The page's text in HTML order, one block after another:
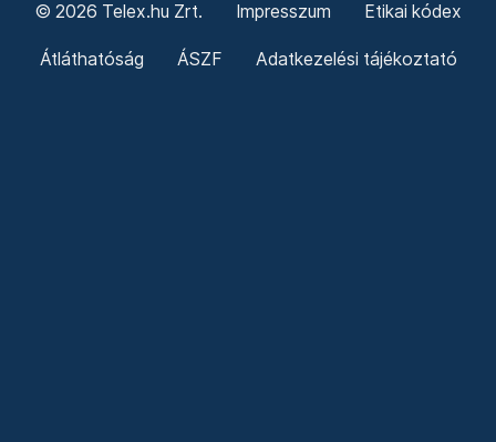
© 2026 Telex.hu Zrt. Impresszum Etikai kódex
Átláthatóság ÁSZF Adatkezelési tájékoztató